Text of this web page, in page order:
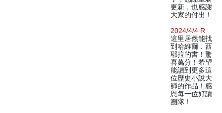
更新，也感謝
大家的付出！
2024/4/4 R
這里居然能找
到哈維爾．西
耶拉的書！驚
喜萬分！希望
能讀到更多這
位歷史小說大
師的作品！感
恩每一位好讀
團隊！